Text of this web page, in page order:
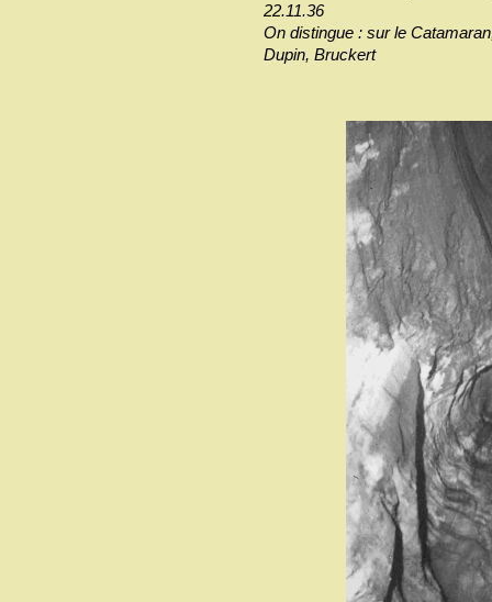
22.11.36
On distingue : sur le
Dupin, Bruckert